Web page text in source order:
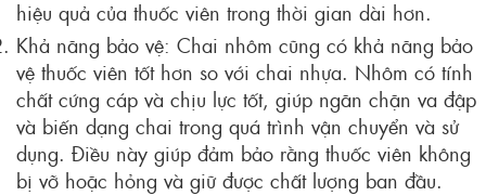
hiệu quả của thuốc viên trong thời gian dài hơn.
Khả năng bảo vệ: Chai nhôm cũng có khả năng bảo
vệ thuốc viên tốt hơn so với chai nhựa. Nhôm có tính
chất cứng cáp và chịu lực tốt, giúp ngăn chặn va đập
và biến dạng chai trong quá trình vận chuyển và sử
dụng. Điều này giúp đảm bảo rằng thuốc viên không
bị vỡ hoặc hỏng và giữ được chất lượng ban đầu.